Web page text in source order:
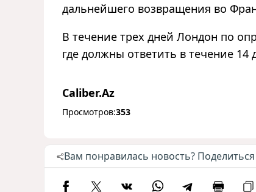
дальнейшего возвращения во
В течение трех дней Лондон по
где должны ответить в течение 14
Caliber.Az
Просмотров:353
Вам понравилась новость?